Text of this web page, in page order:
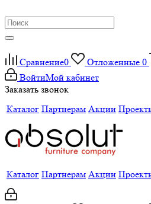
Сравнение0 Отложенные 0
ВойтиМой кабинет
Заказать звонок
Каталог Партнерам Акции
Каталог Партнерам Акции